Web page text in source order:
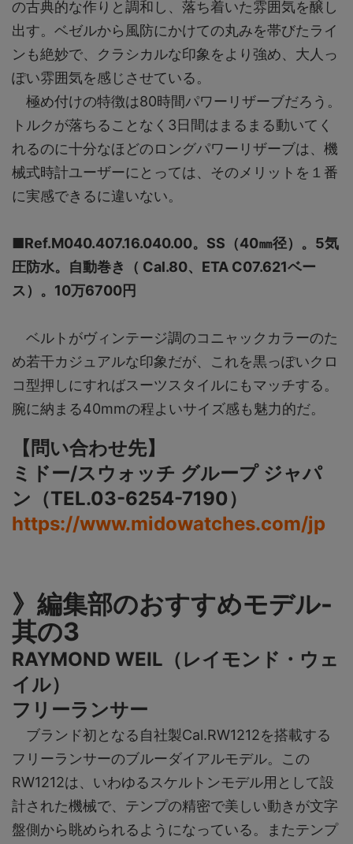
の古典的な作りと調和し、落ち着いた雰囲気を醸し
出す。ベゼルから風防にかけての丸みを帯びたライ
ンも絶妙で、クラシカルな印象をより強め、大人っ
ぽい雰囲気を感じさせている。
極め付けの特徴は80時間パワーリザーブだろう。
トルクが落ちることなく3日間はまるまる動いてく
れるのに十分なほどのロングパワーリザーブは、機
械式時計ユーザーにとっては、そのメリットを１番
に実感できるに違いない。
■Ref.M040.407.16.040.00。SS（40㎜径）。5気
圧防水。自動巻き（ Cal.80、ETA C07.621ベー
ス）。10万6700円
ベルトがヴィンテージ調のコニャックカラーのた
め若干カジュアルな印象だが、これを黒っぽいクロ
コ型押しにすればスーツスタイルにもマッチする。
腕に納まる40mmの程よいサイズ感も魅力的だ。
【問い合わせ先】
ミドー/スウォッチ グループ ジャパ
ン（TEL.03-6254-7190）
https://www.midowatches.com/jp
》編集部のおすすめモデル-
其の3
RAYMOND WEIL（レイモンド・ウェ
イル）
フリーランサー
ブランド初となる自社製Cal.RW1212を搭載する
フリーランサーのブルーダイアルモデル。この
RW1212は、いわゆるスケルトンモデル用として設
計された機械で、テンプの精密で美しい動きが文字
盤側から眺められるようになっている。またテンプ